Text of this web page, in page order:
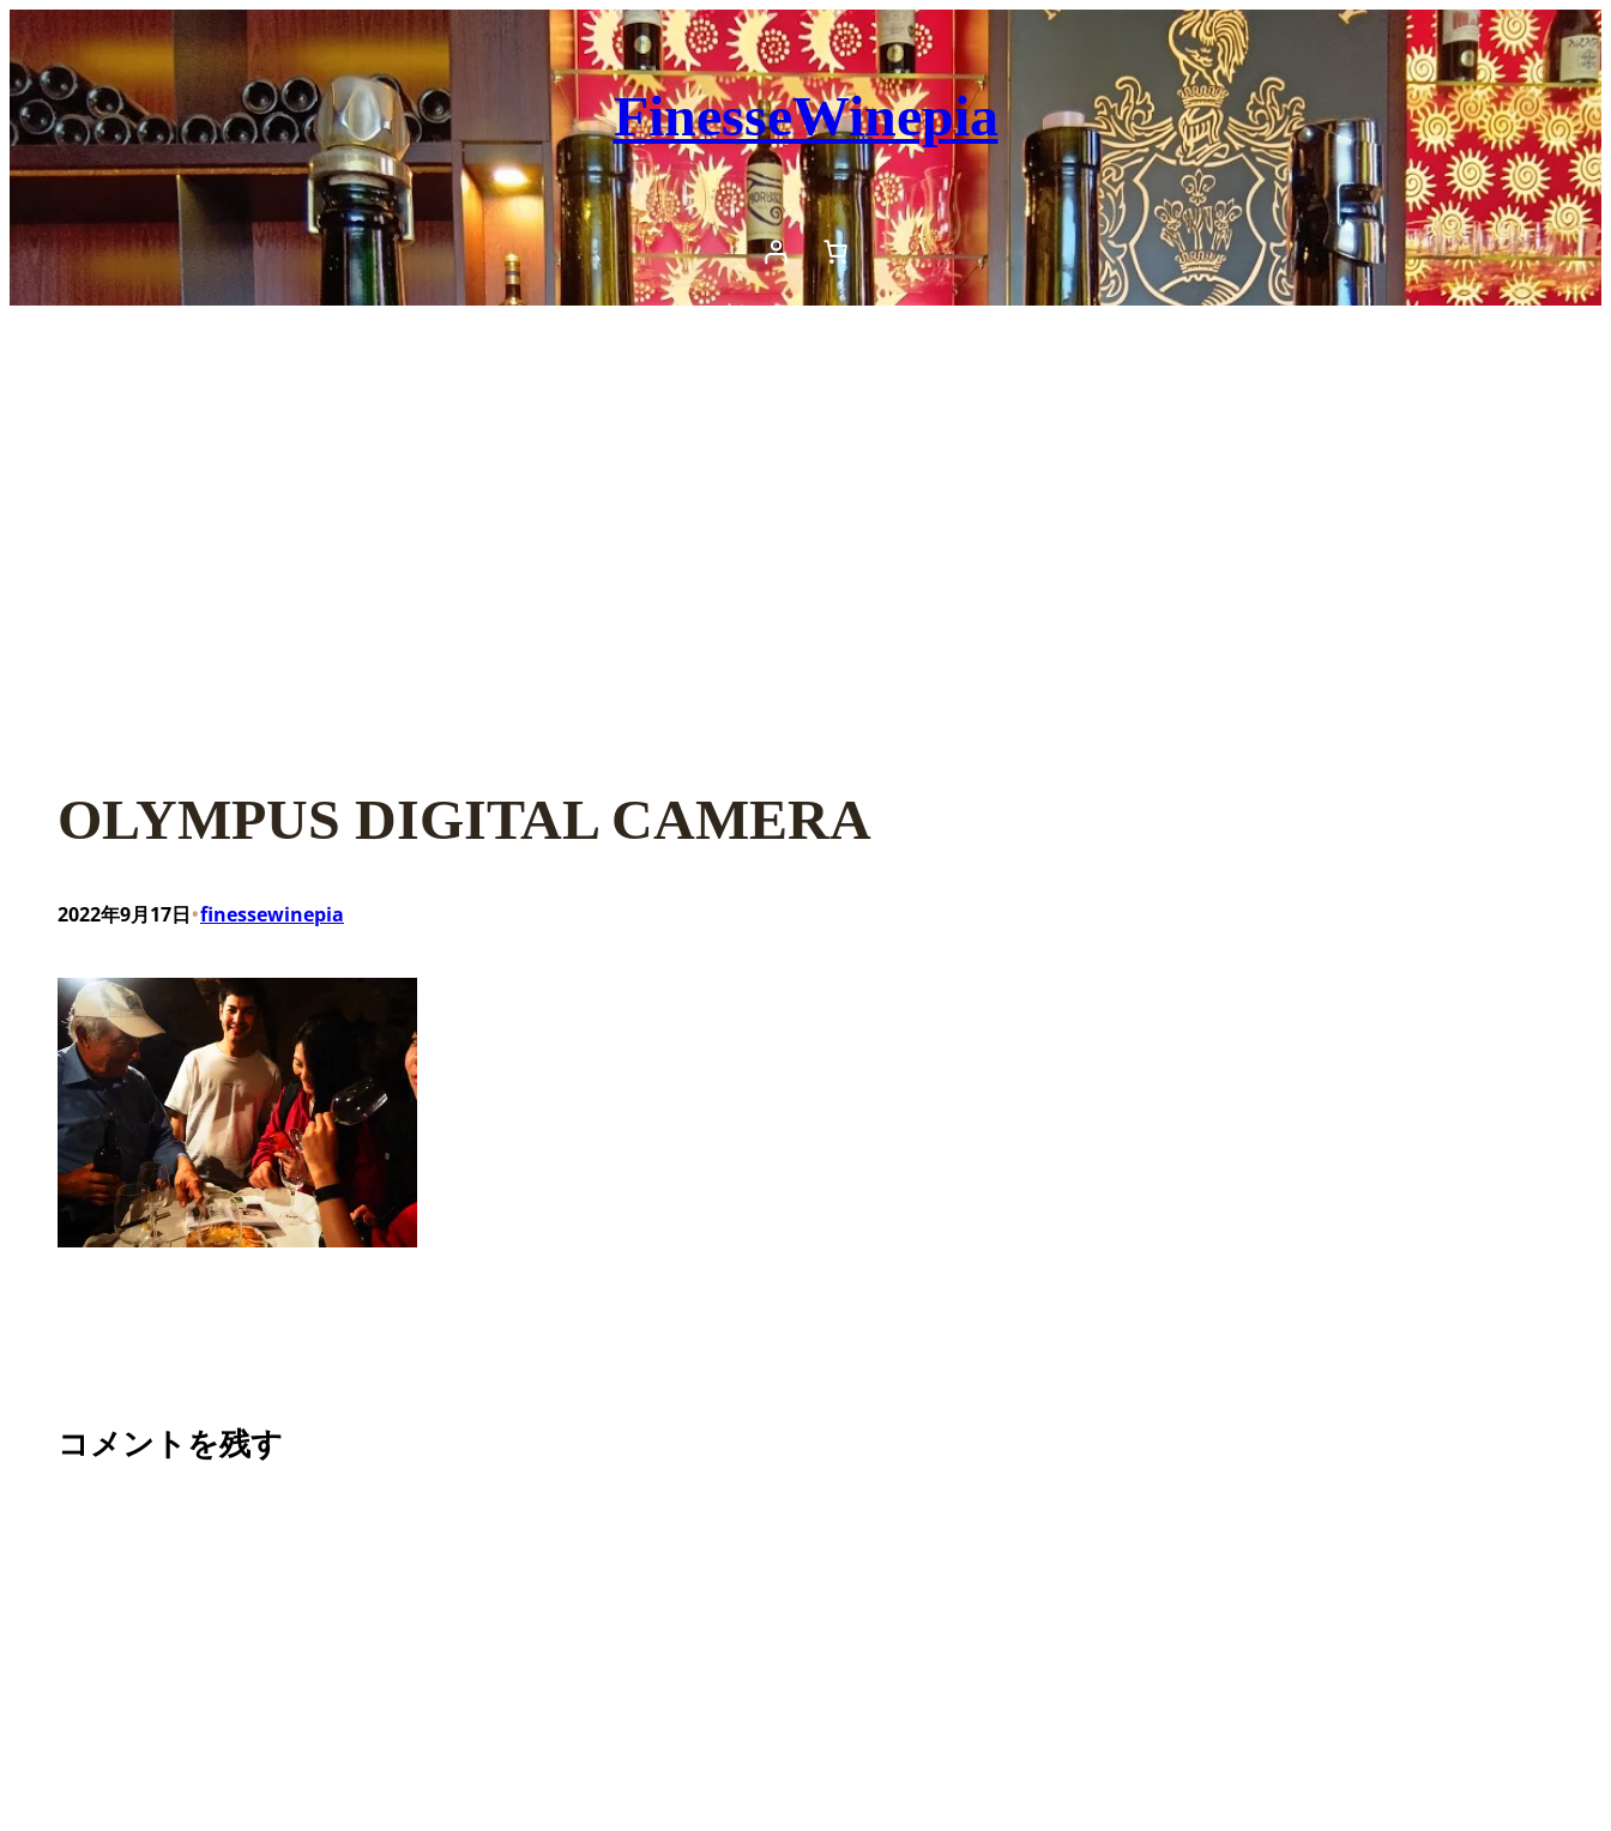
内
容
を
ス
キ
プ
FinesseWinepia
OLYMPUS DIGITAL CAMERA
2022年9月17日•finessewinepia
コメントを残す